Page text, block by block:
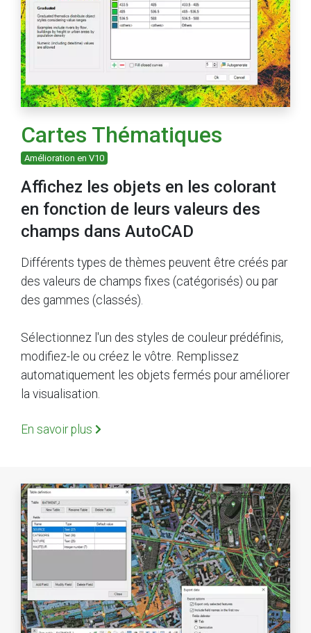
Cartes Thématiques
Amélioration en V10
Affichez les objets en les colorant
en fonction de leurs valeurs des
champs dans AutoCAD
Différents types de thèmes peuvent être créés par
des valeurs de champs fixes (catégorisés) ou par
des gammes (classés).
Sélectionnez l'un des styles de couleur prédéfinis,
modifiez-le ou créez le vôtre. Remplissez
automatiquement les objets fermés pour améliorer
la visualisation.
En savoir plus